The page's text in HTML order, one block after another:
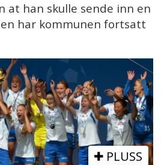
at han skulle sende inn en
har kommunen fortsatt
PLUSS